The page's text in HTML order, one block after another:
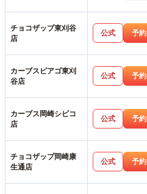
チョコザップ東刈谷
店
公式 予約
カーブスピアゴ東刈
谷店
公式 予約
カーブス岡崎シビコ
店
公式 予約
チョコザップ岡崎康
生通店
公式 予約